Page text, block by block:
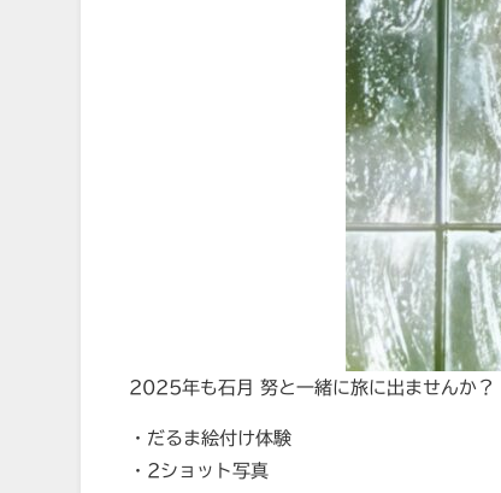
2025年も石月 努と一緒に旅に出ませんか？
・だるま絵付け体験
・2ショット写真